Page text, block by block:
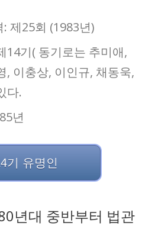
제25회 (1983년)
14기( 동기로는 추미애,
, 이충상, 이인규, 채동욱,
다.
년
기 유명인
년대 중반부터 법관